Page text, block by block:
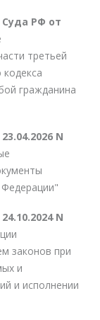
Суда РФ от
третьей
гражданина
N
N
законов при
и
и исполнении